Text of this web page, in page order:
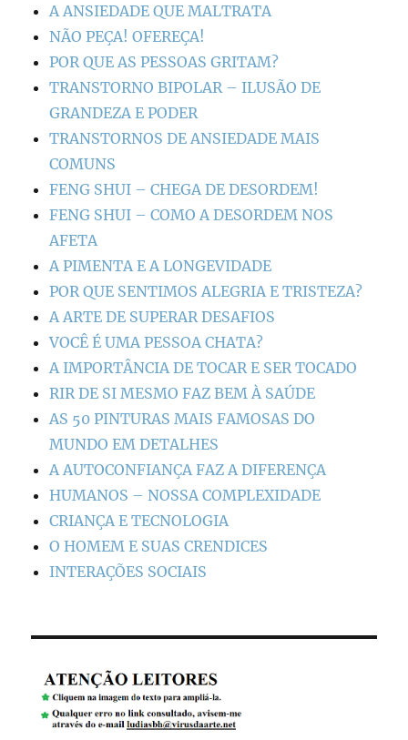
A ANSIEDADE QUE MALTRATA
NÃO PEÇA! OFEREÇA!
POR QUE AS PESSOAS GRITAM?
TRANSTORNO BIPOLAR – ILUSÃO DE
GRANDEZA E PODER
TRANSTORNOS DE ANSIEDADE MAIS
COMUNS
FENG SHUI – CHEGA DE DESORDEM!
FENG SHUI – COMO A DESORDEM NOS
AFETA
A PIMENTA E A LONGEVIDADE
POR QUE SENTIMOS ALEGRIA E TRISTEZA?
A ARTE DE SUPERAR DESAFIOS
VOCÊ É UMA PESSOA CHATA?
A IMPORTÂNCIA DE TOCAR E SER TOCADO
RIR DE SI MESMO FAZ BEM À SAÚDE
AS 50 PINTURAS MAIS FAMOSAS DO
MUNDO EM DETALHES
A AUTOCONFIANÇA FAZ A DIFERENÇA
HUMANOS – NOSSA COMPLEXIDADE
CRIANÇA E TECNOLOGIA
O HOMEM E SUAS CRENDICES
INTERAÇÕES SOCIAIS